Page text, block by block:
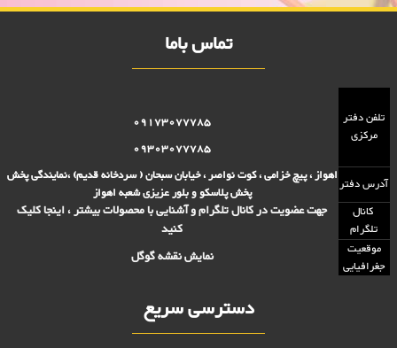
تماس باما
تلفن دفتر
مرکزی
09173077785
09303077785
آدرس دفتراهواز ، پیچ خزامی ، کوت نواصر ، خیابان سبحان ( سردخانه قدیم) ،نمایندگی پخش
پخش پلاسکو و بلور عزیزی شعبه اهواز
کانال
تلگرام
جهت عضویت در کانال تلگرام و آشنایی با محصولات بیشتر ، اینجا کلیک
کنید
موقعیت
جغرافیایی
نمایش نقشه گوگل
دسترسی سریع